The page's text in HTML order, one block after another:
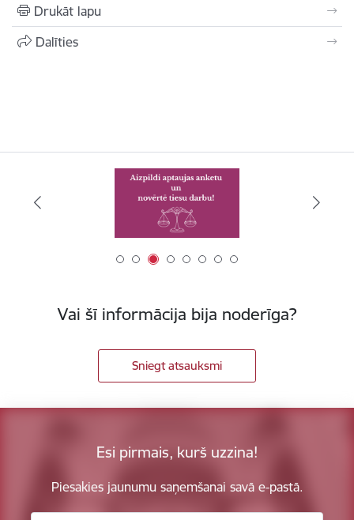
Drukāt lapu
Dalīties
Vai šī informācija bija noderīga?
Sniegt atsauksmi
Esi pirmais, kurš uzzina!
Piesakies jaunumu saņemšanai savā e-pastā.